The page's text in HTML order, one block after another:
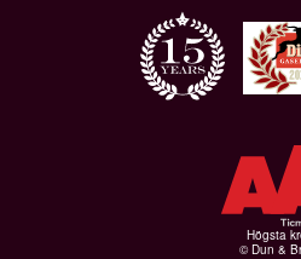
Högsta
© Dun &